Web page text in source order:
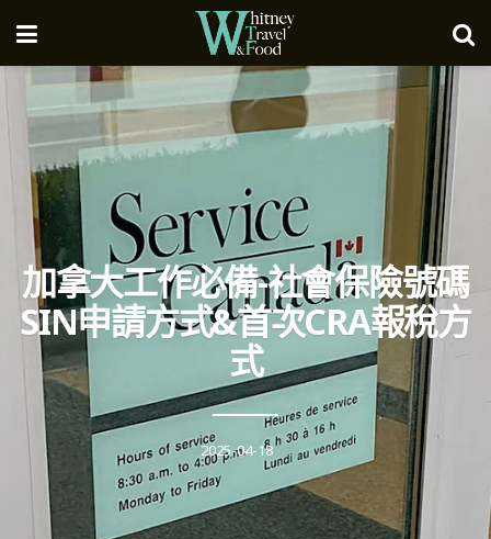
加拿大工作必備-社會保險號碼
SIN申請方式&首次CRA報稅方
式
2025-04-18